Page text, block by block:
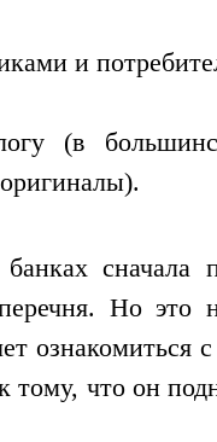
и
(в
сначала
Но это
тому, что он